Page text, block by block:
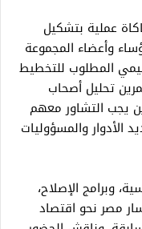
عملية بتشكيل
وأعضاء المجموعة
المطلوب للتخطيط
تحليل أصحاب
يجب التشاور معهم
والمسؤوليات
وبرامج الإصلاح،
مصر نحو اقتصاد